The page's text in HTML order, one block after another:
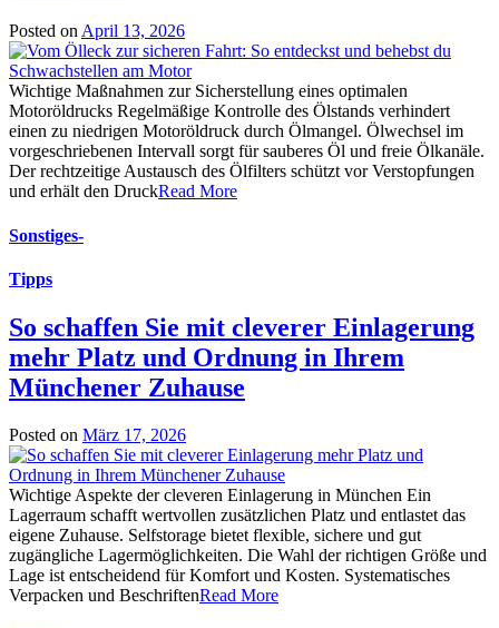
Posted on April 13, 2026
Wichtige Maßnahmen zur Sicherstellung eines optimalen
Motoröldrucks Regelmäßige Kontrolle des Ölstands verhindert
einen zu niedrigen Motoröldruck durch Ölmangel. Ölwechsel im
vorgeschriebenen Intervall sorgt für sauberes Öl und freie Ölkanäle.
Der rechtzeitige Austausch des Ölfilters schützt vor Verstopfungen
und erhält den DruckRead More
Sonstiges-
Tipps
So schaffen Sie mit cleverer Einlagerung
mehr Platz und Ordnung in Ihrem
Münchener Zuhause
Posted on März 17, 2026
Wichtige Aspekte der cleveren Einlagerung in München Ein
Lagerraum schafft wertvollen zusätzlichen Platz und entlastet das
eigene Zuhause. Selfstorage bietet flexible, sichere und gut
zugängliche Lagermöglichkeiten. Die Wahl der richtigen Größe und
Lage ist entscheidend für Komfort und Kosten. Systematisches
Verpacken und BeschriftenRead More